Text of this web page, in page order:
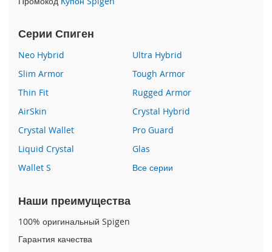
e
7
P
h
o
n
1
6
P
o
a
Серии Спиген
Neo Hybrid
Ultra Hybrid
Slim Armor
Tough Armor
Thin Fit
Rugged Armor
AirSkin
Crystal Hybrid
Crystal Wallet
Pro Guard
Liquid Crystal
Glas
Wallet S
Все серии
Наши преимущества
100% оригинальный Spigen
Гарантия качества